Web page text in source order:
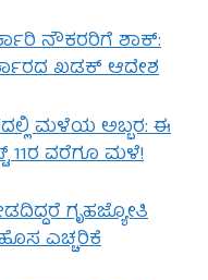
ನೌಕರರಿಗೆ ಶಾಕ್:
ಖಡಕ್ ಆದೇಶ
ಮಳೆಯ ಅಬ್ಬರ: ಈ
11ರ ವರೆಗೂ ಮಳೆ!
ಗೃಹಜ್ಯೋತಿ
ಎಚ್ಚರಿಕೆ